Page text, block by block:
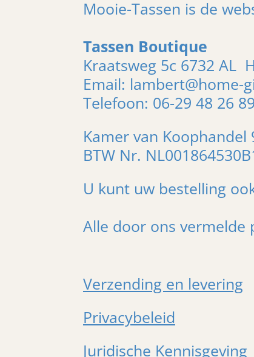
Mooie-Tassen is de
Tassen Boutique
Kraatsweg 5c 6732 AL
Email: lambert@home-
Telefoon: 06-29 48 26 89
Kamer van Koophandel
BTW Nr.
U kunt uw bestelling
Alle door ons vermelde
Verzending en levering
Privacybeleid
Juridische Kennisgeving